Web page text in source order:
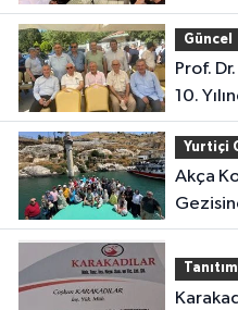
Güncel
Prof.
10.
Yurtiçi
Akça
Tanıtım